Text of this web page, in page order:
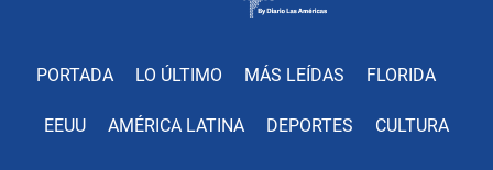
PORTADA LO ÚLTIMO MÁS LEÍDAS FLORIDA
EEUU AMÉRICA LATINA DEPORTES CULTURA